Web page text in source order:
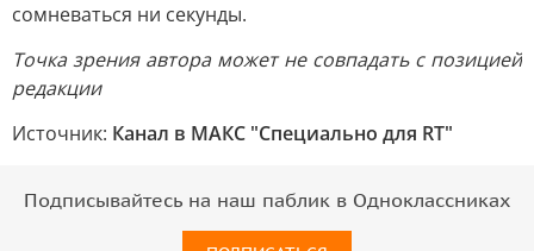
сомневаться ни секунды.
Точка зрения автора может не совпадать с позицией
редакции
Источник: Канал в МАКС "Специально для RT"
Подписывайтесь на наш паблик в Одноклассниках